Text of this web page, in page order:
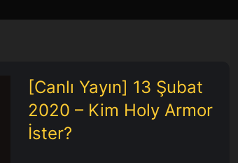
[Canlı Yayın] 13 Şubat
2020 – Kim Holy Armor
İster?